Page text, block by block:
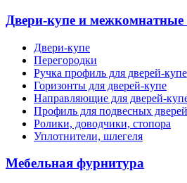
Двери-купе и межкомнатные
Двери-купе
Перегородки
Ручка профиль для дверей-купе
Горизонты для дверей-купе
Направляющие для дверей-
Профиль для подвесных дверей
Ролики, доводчики, стопора
Уплотнители, шлегеля
Мебельная фурнитура